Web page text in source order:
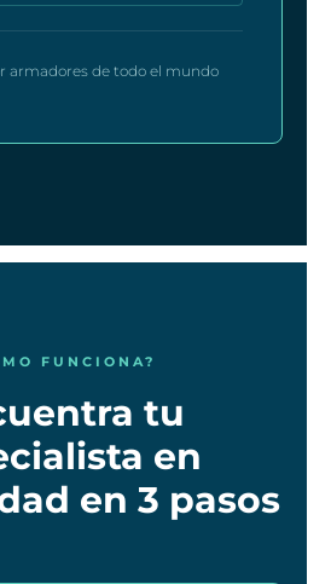
armadores de todo el mundo
FUNCIONA?
tu
en
en 3 pasos